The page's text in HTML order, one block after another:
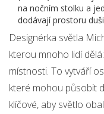
na nočním stolku a
dodávají prostoru
Designérka světla
kterou mnoho lidí
místnosti. To vytváří
které mohou působit
klíčové, aby světlo